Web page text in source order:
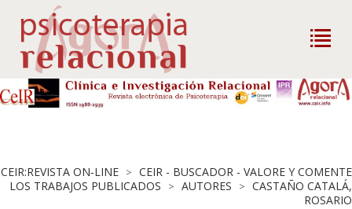
CEIR:REVISTA ON-LINE > CEIR - BUSCADOR - VALORE Y COMENTE
LOS TRABAJOS PUBLICADOS > AUTORES > CASTAÑO CATALÁ,
ROSARIO